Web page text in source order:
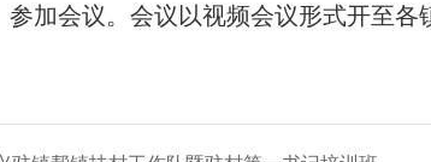
参加会议。会议以视频会议形式开至各